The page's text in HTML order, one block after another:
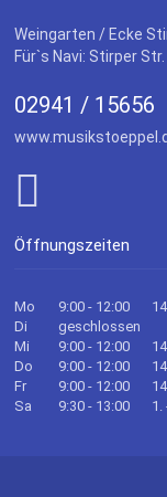
Weingarten / Ecke
Für`s Navi: Stirper Str.
02941 / 15656
Öffnungszeiten
Mo 9:00 - 12:00
Di
geschlossen
Mi
9:00 - 12:00
Do
9:00 - 12:00
Fr
9:00 - 12:00
Sa
9:30 - 13:00 1.